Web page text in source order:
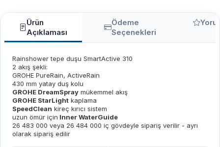
Ürün
Açıklaması
Ödeme
Seçenekleri
Rainshower tepe duşu SmartActive 310
2 akış şekli:
GROHE PureRain, ActiveRain
430 mm yatay duş kolu
GROHE DreamSpray mükemmel akış
GROHE StarLight kaplama
SpeedClean kireç kırıcı sistem
uzun ömür için Inner WaterGuide
26 483 000 veya 26 484 000 iç gövdeyle sipariş verilir - ayrı
olarak sipariş edilir